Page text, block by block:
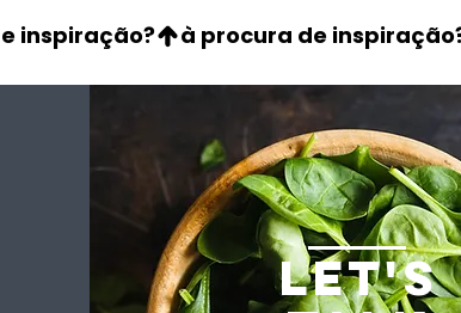
LET'S